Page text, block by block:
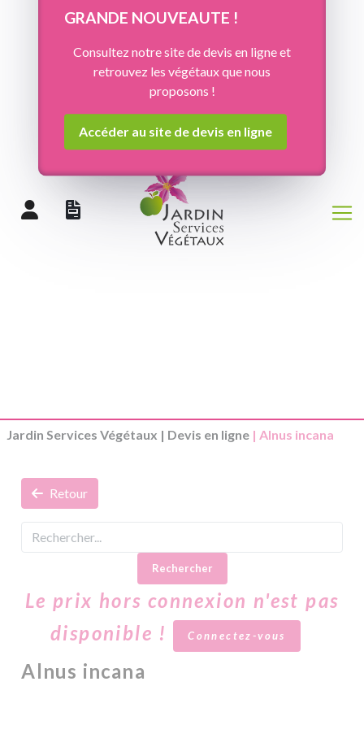
GRANDE NOUVEAUTE !
Consultez notre site de devis en ligne et
retrouvez les végétaux que nous
proposons !
Accéder au site de devis en ligne
Jardin Services Végétaux | Devis en ligne | Alnus incana
Retour
Rechercher
Le prix hors connexion n'est pas
disponible !
Connectez-vous
Alnus incana
Panneau de gestion des cookies